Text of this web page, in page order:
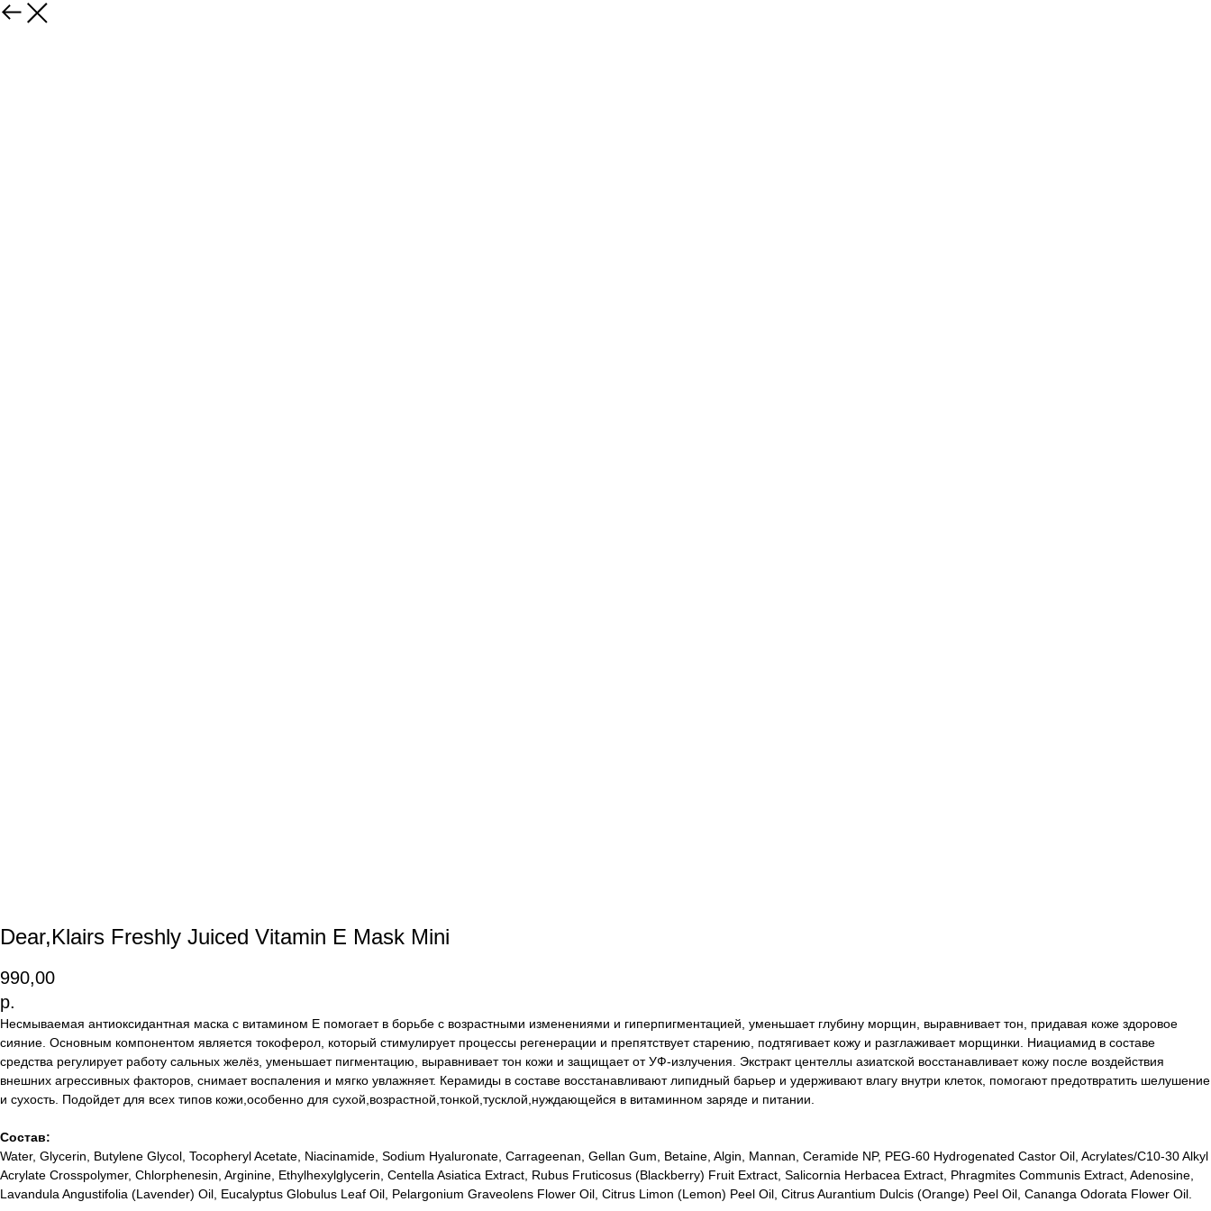
Dear,Klairs Freshly Juiced Vitamin E Mask Mini
990,00
р.
Несмываемая антиоксидантная маска с витамином Е помогает в борьбе с возрастными изменениями и гиперпигментацией, уменьшает глубину морщин, выравнивает тон, придавая коже здоровое
сияние. Основным компонентом является токоферол, который стимулирует процессы регенерации и препятствует старению, подтягивает кожу и разглаживает морщинки. Ниациамид в составе
средства регулирует работу сальных желёз, уменьшает пигментацию, выравнивает тон кожи и защищает от УФ-излучения. Экстракт центеллы азиатской восстанавливает кожу после воздействия
внешних агрессивных факторов, снимает воспаления и мягко увлажняет. Керамиды в составе восстанавливают липидный барьер и удерживают влагу внутри клеток, помогают предотвратить шелушение
и сухость. Подойдет для всех типов кожи,особенно для сухой,возрастной,тонкой,тусклой,нуждающейся в витаминном заряде и питании.
Состав:
Water, Glycerin, Butylene Glycol, Tocopheryl Acetate, Niacinamide, Sodium Hyaluronate, Carrageenan, Gellan Gum, Betaine, Algin, Mannan, Ceramide NP, PEG-60 Hydrogenated Castor Oil, Acrylates/C10-30 Alkyl
Acrylate Crosspolymer, Chlorphenesin, Arginine, Ethylhexylglycerin, Centella Asiatica Extract, Rubus Fruticosus (Blackberry) Fruit Extract, Salicornia Herbacea Extract, Phragmites Communis Extract, Adenosine,
Lavandula Angustifolia (Lavender) Oil, Eucalyptus Globulus Leaf Oil, Pelargonium Graveolens Flower Oil, Citrus Limon (Lemon) Peel Oil, Citrus Aurantium Dulcis (Orange) Peel Oil, Cananga Odorata Flower Oil.